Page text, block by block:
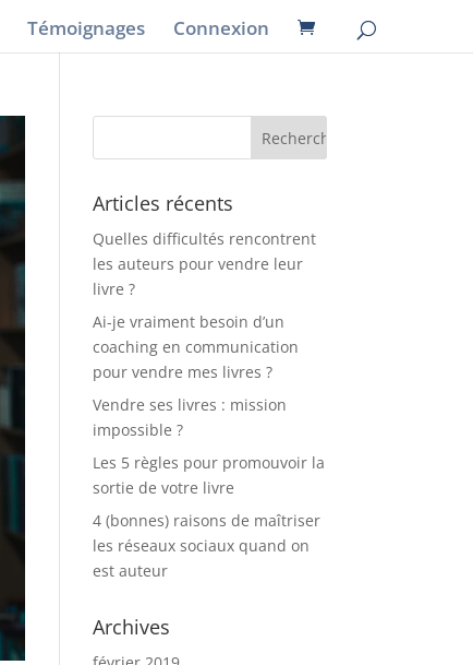
Témoignages Connexion
Articles récents
Quelles difficultés rencontrent
les auteurs pour vendre leur
livre ?
Ai-je vraiment besoin d’un
coaching en communication
pour vendre mes livres ?
Vendre ses livres : mission
impossible ?
Les 5 règles pour promouvoir la
sortie de votre livre
4 (bonnes) raisons de maîtriser
les réseaux sociaux quand on
est auteur
Archives